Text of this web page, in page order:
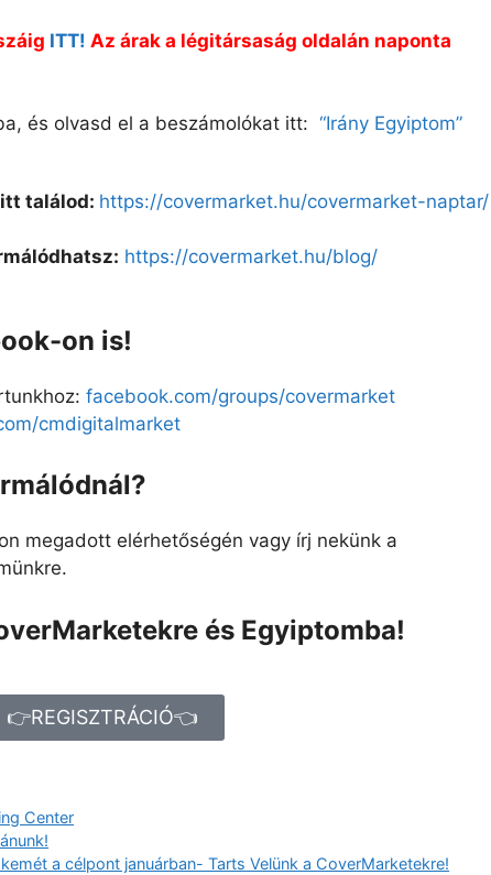
ITT! Az árak a légitársaság oldalán naponta
és olvasd el a beszámolókat itt: “Irány Egyiptom”
találod: https://covermarket.hu/covermarket-naptar/
https://covermarket.hu/blog/
on is!
facebook.com/groups/covermarket
cmdigitalmarket
megadott elérhetőségén vagy írj nekünk a
és Egyiptomba!
👉REGISZTRÁCIÓ👈
Center
a célpont januárban- Tarts Velünk a CoverMarketekre!